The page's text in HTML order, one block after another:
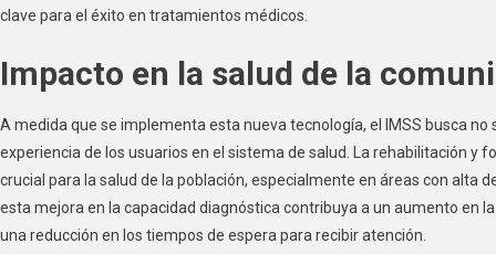
clave para el éxito en tratamientos médicos.
Impacto en la salud de la
A medida que se implementa esta nueva tecnología, el IMSS busca
experiencia de los usuarios en el sistema de salud. La rehabilitación y
crucial para la salud de la población, especialmente en áreas con alta
esta mejora en la capacidad diagnóstica contribuya a un aumento en
una reducción en los tiempos de espera para recibir atención.